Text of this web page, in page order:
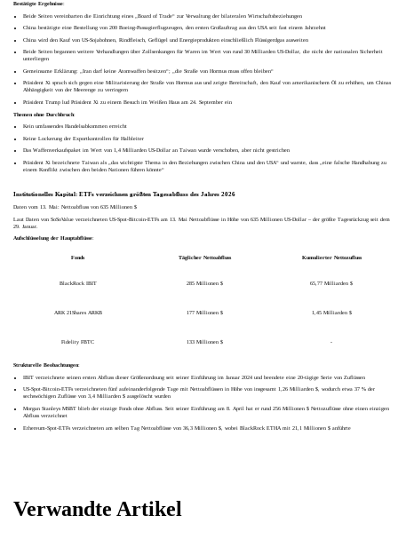
Bestätigte Ergebnisse:
Beide Seiten vereinbarten die Einrichtung eines „Board of Trade“ zur Verwaltung der bilateralen Wirtschaftsbeziehungen
China bestätigte eine Bestellung von 200 Boeing-Passagierflugzeugen, den ersten Großauftrag aus den USA seit fast einem Jahrzehnt
China wird den Kauf von US-Sojabohnen, Rindfleisch, Geflügel und Energieprodukten einschließlich Flüssigerdgas ausweiten
Beide Seiten begannen weitere Verhandlungen über Zollsenkungen für Waren im Wert von rund 30 Milliarden US-Dollar, die nicht der nationalen Sicherheit
unterliegen
Gemeinsame Erklärung: „Iran darf keine Atomwaffen besitzen“; „die Straße von Hormus muss offen bleiben“
Präsident Xi sprach sich gegen eine Militarisierung der Straße von Hormus aus und zeigte Bereitschaft, den Kauf von amerikanischem Öl zu erhöhen, um Chinas
Abhängigkeit von der Meerenge zu verringern
Präsident Trump lud Präsident Xi zu einem Besuch im Weißen Haus am 24. September ein
Themen ohne Durchbruch:
Kein umfassendes Handelsabkommen erreicht
Keine Lockerung der Exportkontrollen für Halbleiter
Das Waffenverkaufspaket im Wert von 1,4 Milliarden US-Dollar an Taiwan wurde verschoben, aber nicht gestrichen
Präsident Xi bezeichnete Taiwan als „das wichtigste Thema in den Beziehungen zwischen China und den USA“ und warnte, dass „eine falsche Handhabung zu
einem Konflikt zwischen den beiden Nationen führen könnte“
Institutionelles Kapital: ETFs verzeichnen größten Tagesabfluss des Jahres 2026
Daten vom 13. Mai: Nettoabfluss von 635 Millionen $
Laut Daten von SoSoValue verzeichneten US-Spot-Bitcoin-ETFs am 13. Mai Nettoabflüsse in Höhe von 635 Millionen US-Dollar – der größte Tagesrückzug seit dem
29. Januar.
Aufschlüsselung der Hauptabflüsse:
Fonds Täglicher Nettoabfluss Kumulierter Nettozufluss
BlackRock IBIT 285 Millionen $ 65,77 Milliarden $
ARK 21Shares ARKB 177 Millionen $ 1,45 Milliarden $
Fidelity FBTC 133 Millionen $ -
Strukturelle Beobachtungen:
IBIT verzeichnete seinen ersten Abfluss dieser Größenordnung seit seiner Einführung im Januar 2024 und beendete eine 20-tägige Serie von Zuflüssen
US-Spot-Bitcoin-ETFs verzeichneten fünf aufeinanderfolgende Tage mit Nettoabflüssen in Höhe von insgesamt 1,26 Milliarden $, wodurch etwa 37 % der
sechswöchigen Zuflüsse von 3,4 Milliarden $ ausgelöscht wurden
Morgan Stanleys MSBT blieb der einzige Fonds ohne Abfluss. Seit seiner Einführung am 8. April hat er rund 256 Millionen $ Nettozuflüsse ohne einen einzigen
Abfluss verzeichnet
Ethereum-Spot-ETFs verzeichneten am selben Tag Nettoabflüsse von 36,3 Millionen $, wobei BlackRock ETHA mit 21,1 Millionen $ anführte
Verwandte Artikel